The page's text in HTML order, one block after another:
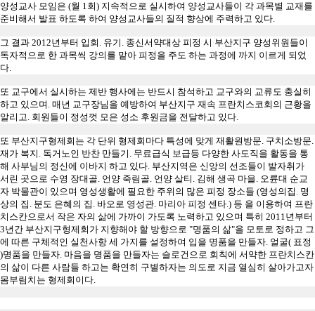
양성교사 모임은 (월 1회) 지속적으로 실시하여 양성교사들이 각 과목별 교재를
준비해서 발표 하도록 하여 양성교사들의 질적 향상에 주력하고 있다.
그 결과 2012년부터 입회 . 유기 . 종신서약대상 피정 시 부산지구 양성위원들이
독자적으로 한 과목씩 강의를 맡아 피정을 주도 하는 과정에 까지 이르게 되었
다.
또 교구에서 실시하는 제반 행사에는 반드시 참석하고 교구와의 교류도 충실히
하고 있으며 . 매년 교구장님을 예방하여 부산지구 재속 프란치스코회의 근황을
알리고. 회원들이 정성껏 모은 성소 후원금을 전달하고 있다.
또 부산지구형제회는 각 단위 형제회마다 특성에 맞게 재활원방문. 구치소방문.
재가 복지 . 독거노인 반찬 만들기 . 무료급식 보급등 다양한 사도직을 활동을 통
해 사부님의 정신에 이바지 하고 있다. 부산지역은 신앙의 선조들이 발자취가
서린 곳으로 수영 장대골. 언양 죽림골. 언양 살티 . 김해 생곡 마을. 오륜대 순교
자 박물관이 있으며 영성생활에 필요한 주위의 많은 피정 장소들 (영성의집 . 명
상의 집 . 분도 은혜의 집 . 바오로 영성관. 마리아 피정 센타.) 등 을 이용하여 프란
치스칸으로서 작은 자의 삶에 가까이 가도록 노력하고 있으며 특히 2011년부터
3년간 부산지구형제회가 지향해야 할 방향으로 "명품의 삶"을 모토로 정하고 그
에 따른 구체적인 실천사항 세 가지를 설정하여 입을 명품을 만들자. 얼굴( 표정
)명품을 만들자. 마음을 명품을 만들자는 슬로건으로 회칙에 서약한 프란치스칸
의 삶이 다른 사람들 하고는 확연히 구별하자는 의도로 지금 열심히 살아가고자
몸부림치는 형제회이다.